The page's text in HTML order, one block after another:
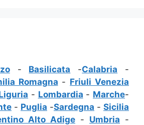
- Basilicata -Calabria -
Romagna - Friuli Venezia
- Lombardia - Marche-
- Puglia -Sardegna - Sicilia
Alto Adige - Umbria -